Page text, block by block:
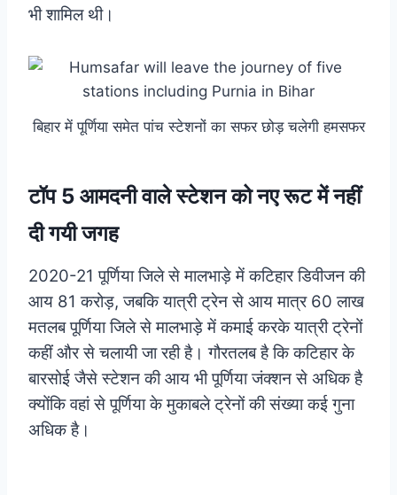
भी शामिल थी।
बिहार में पूर्णिया समेत पांच स्टेशनों का सफर छोड़ चलेगी हमसफर
टॉप 5 आमदनी वाले स्टेशन को नए रूट में नहीं
दी गयी जगह
2020-21 पूर्णिया जिले से मालभाड़े में कटिहार डिवीजन की
आय 81 करोड़, जबकि यात्री ट्रेन से आय मात्र 60 लाख
मतलब पूर्णिया जिले से मालभाड़े में कमाई करके यात्री ट्रेनों
कहीं और से चलायी जा रही है। गौरतलब है कि कटिहार के
बारसोई जैसे स्टेशन की आय भी पूर्णिया जंक्शन से अधिक है
क्योंकि वहां से पूर्णिया के मुकाबले ट्रेनों की संख्या कई गुना
अधिक है।